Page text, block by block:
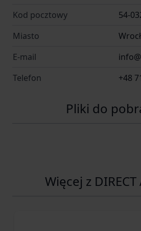
Kod pocztowy
54-
Miasto
E-mail
Telefon
+48
Pliki do
Więcej z DIRECT